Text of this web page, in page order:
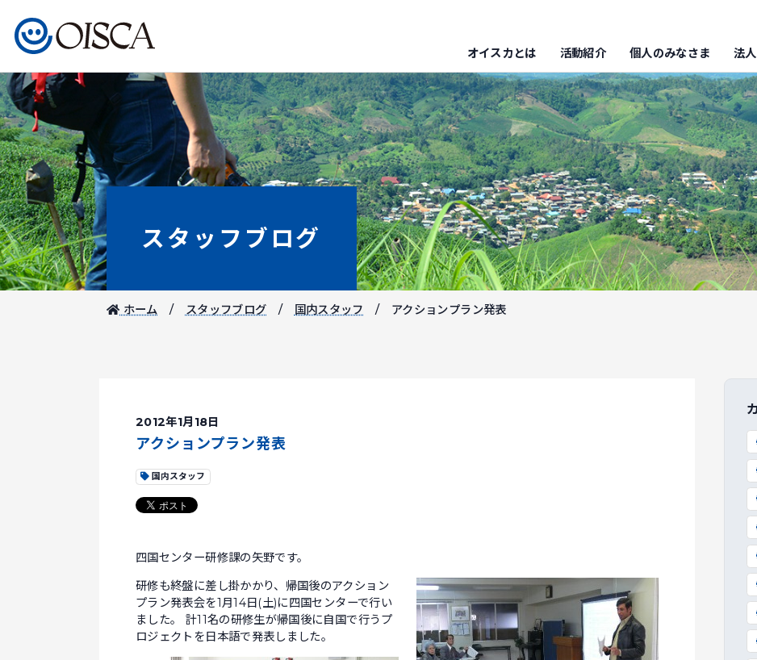
オイスカとは 活動紹介 個人のみなさま 法
スタッフブログ
ホーム スタッフブログ 国内スタッフ アクションプラン発表
2012年1月18日
アクションプラン発表
国内スタッフ
四国センター研修課の矢野です。
研修も終盤に差し掛かかり、帰国後のアクション
プラン発表会を1月14日(土)に四国センターで行い
ました。 計11名の研修生が帰国後に自国で行うプ
ロジェクトを日本語で発表しました。